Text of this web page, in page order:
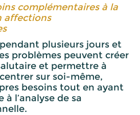
complémentaires à la
affections
plusieurs jours et
problèmes peuvent créer
et permettre à
sur soi-même,
besoins tout en ayant
à l’analyse de sa